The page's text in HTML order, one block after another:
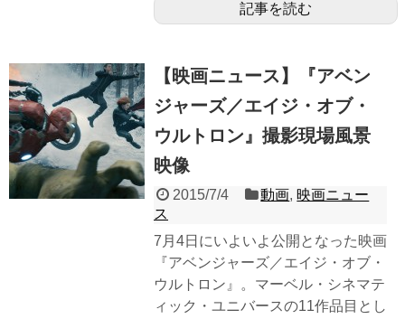
記事を読む
【映画ニュース】『アベン
ジャーズ／エイジ・オブ・
ウルトロン』撮影現場風景
映像
2015/7/4 動画, 映画ニュー
ス
7月4日にいよいよ公開となった映画
『アベンジャーズ／エイジ・オブ・
ウルトロン』。マーベル・シネマテ
ィック・ユニバースの11作品目とし